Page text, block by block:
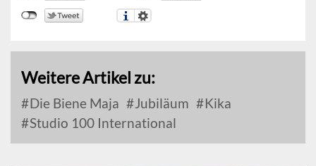
Weitere Artikel zu:
Die Biene Maja Jubiläum
Kika
Studio 100 International